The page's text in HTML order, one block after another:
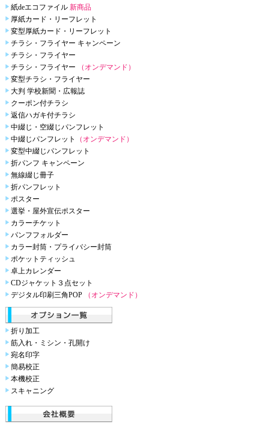
紙deエコファイル 新商品
厚紙カード・リーフレット
変型厚紙カード・リーフレット
チラシ・フライヤー キャンペーン
チラシ・フライヤー
チラシ・フライヤー
（オンデマンド）
変型チラシ・フライヤー
大判 学校新聞・広報誌
クーポン付チラシ
返信ハガキ付チラシ
中綴じ・空綴じパンフレット
中綴じパンフレット
（オンデマンド）
変型中綴じパンフレット
折パンフ キャンペーン
無線綴じ冊子
折パンフレット
ポスター
選挙・屋外宣伝ポスター
カラーチケット
パンフフォルダー
カラー封筒・プライバシー封筒
ポケットティッシュ
卓上カレンダー
CDジャケット３点セット
デジタル印刷三角POP
（オンデマンド）
折り加工
筋入れ・ミシン・孔開け
宛名印字
簡易校正
本機校正
スキャニング